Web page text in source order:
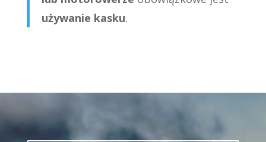
używanie kasku.